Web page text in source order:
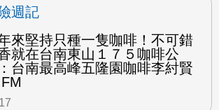
週記
年來堅持只種一隻咖啡！不可錯
就在台南東山１７５咖啡公
台南最高峰五隆園咖啡李紂賢